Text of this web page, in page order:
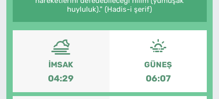
huyluluk)." (Hadis-i şerif)
İMSAK
04:29
GÜNEŞ
06:07